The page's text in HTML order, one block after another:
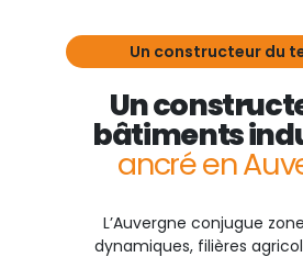
Un constructeur du
Un
bâtiments
ancré en
L’Auvergne conjugue
dynamiques, filières